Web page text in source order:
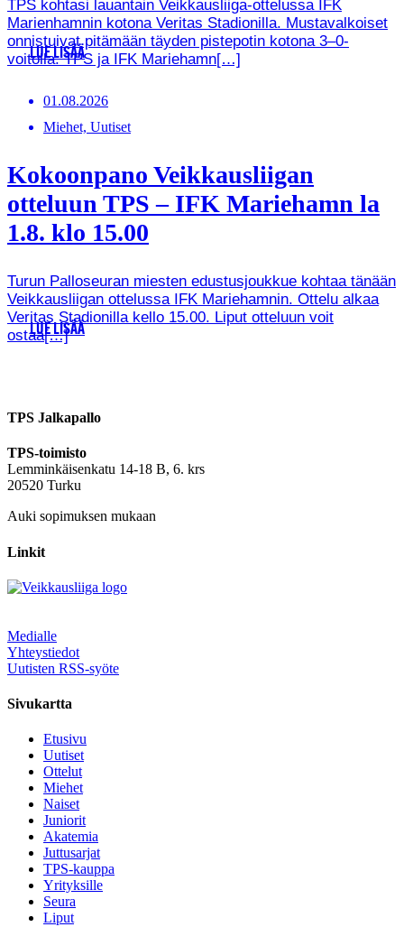
TPS kohtasi lauantain Veikkausliiga-ottelussa IFK
Marienhamnin kotona Veritas Stadionilla. Mustavalkoiset
onnistuivat pitämään täyden pistepotin kotona 3–0-
voitolla. TPS ja IFK Mariehamn[…]
LUE LISÄÄ
01.08.2026
Miehet, Uutiset
Kokoonpano Veikkausliigan
otteluun TPS – IFK Mariehamn la
1.8. klo 15.00
Turun Palloseuran miesten edustusjoukkue kohtaa tänään
Veikkausliigan ottelussa IFK Mariehamnin. Ottelu alkaa
Veritas Stadionilla kello 15.00. Liput otteluun voit
ostaa[…]
LUE LISÄÄ
TPS Jalkapallo
TPS-toimisto
Lemminkäisenkatu 14-18 B, 6. krs
20520 Turku
Auki sopimuksen mukaan
Linkit
Medialle
Yhteystiedot
Uutisten RSS-syöte
Sivukartta
Etusivu
Uutiset
Ottelut
Miehet
Naiset
Juniorit
Akatemia
Juttusarjat
TPS-kauppa
Yrityksille
Seura
Liput